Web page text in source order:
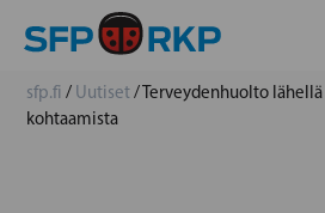
sfp.fi / Uutiset/Terveydenhuolto
kohtaamista